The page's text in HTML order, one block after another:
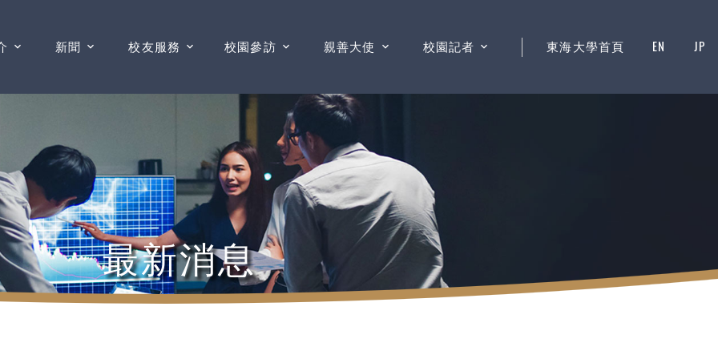
新聞 校友服務 校園參訪 親善大使 校園記者 東海大學首頁 EN JP
最新消息